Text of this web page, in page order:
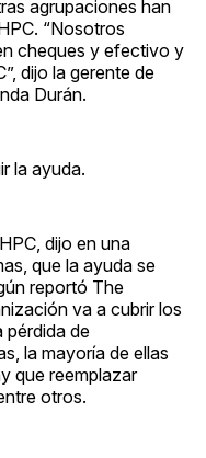
agrupaciones han
“Nosotros
cheques y efectivo y
dijo la gerente de
Durán.
la ayuda.
dijo en una
que la ayuda se
reportó The
va a cubrir los
pérdida de
la mayoría de ellas
que reemplazar
otros.